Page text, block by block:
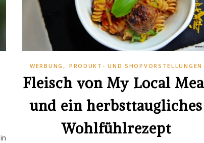
WERBUNG , PRODUKT- UND SHOPVORSTELLUNGEN
Fleisch von My Local
und ein herbsttaugliches
Wohlfühlrezept